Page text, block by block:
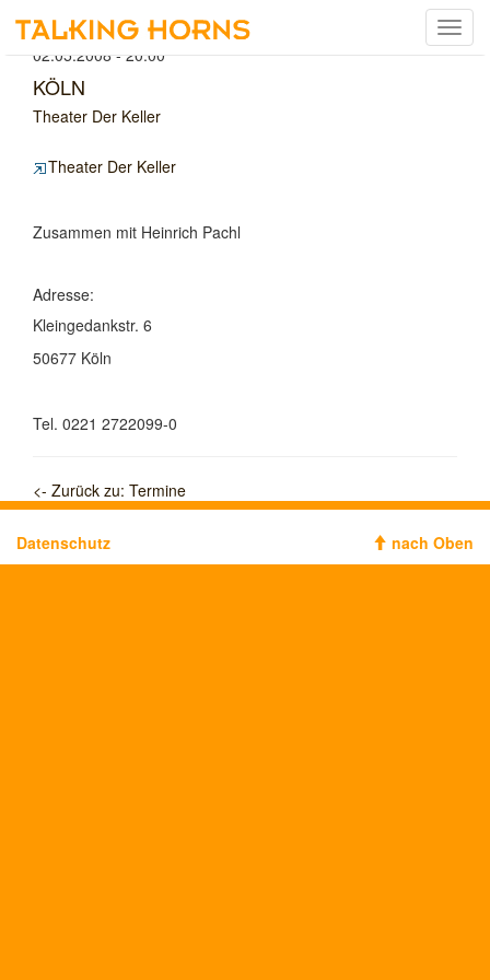
Menu
02.05.2008 - 20:00
KÖLN
Theater Der Keller
Theater Der Keller
Zusammen mit Heinrich Pachl
Adresse:
Kleingedankstr. 6
50677 Köln
Tel. 0221 2722099-0
<- Zurück zu: Termine
Datenschutz nach Oben